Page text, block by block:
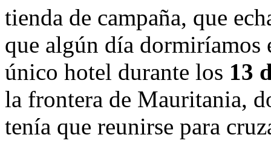
tienda de campaña, que
que algún día dormiríamos
único hotel durante los 13
la frontera de Mauritania,
tenía que reunirse para